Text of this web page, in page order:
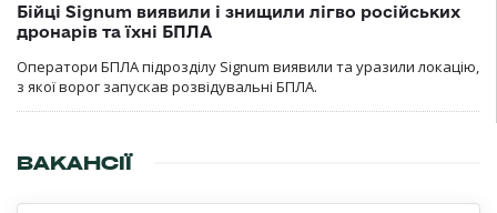
Бійці Signum виявили і знищили лігво російських
дронарів та їхні БПЛА
Оператори БПЛА підрозділу Signum виявили та уразили локацію,
з якої ворог запускав розвідувальні БПЛА.
ВАКАНСІЇ